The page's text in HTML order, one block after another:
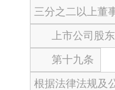
三分之二以上董
上市公司股东
第十九条
根据法律法规及